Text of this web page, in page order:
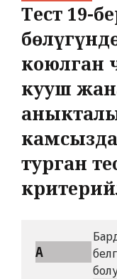
Тест 19-
коюлган
кууш
турган
A